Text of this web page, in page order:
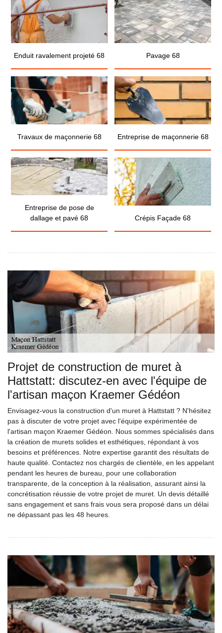
Enduit ravalement projeté 68 Pavage 68
Travaux de maçonnerie 68 Entreprise de maçonnerie 68
Entreprise de pose de
dallage et pavé 68
Crépis Façade 68
Projet de construction de muret à
Hattstatt: discutez-en avec l'équipe de
l'artisan maçon Kraemer Gédéon
Envisagez-vous la construction d'un muret à Hattstatt ? N'hésitez
pas à discuter de votre projet avec l'équipe expérimentée de
l'artisan maçon Kraemer Gédéon. Nous sommes spécialisés dans
la création de murets solides et esthétiques, répondant à vos
besoins et préférences. Notre expertise garantit des résultats de
haute qualité. Contactez nos chargés de clientèle, en les appelant
pendant les heures de bureau, pour une collaboration
transparente, de la conception à la réalisation, assurant ainsi la
concrétisation réussie de votre projet de muret. Un devis détaillé
sans engagement et sans frais vous sera proposé dans un délai
ne dépassant pas les 48 heures.